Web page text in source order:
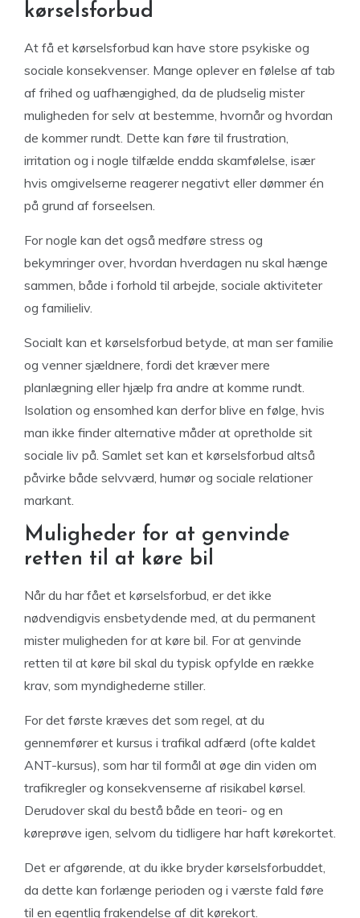
kørselsforbud
At få et kørselsforbud kan have store psykiske og
sociale konsekvenser. Mange oplever en følelse af tab
af frihed og uafhængighed, da de pludselig mister
muligheden for selv at bestemme, hvornår og hvordan
de kommer rundt. Dette kan føre til frustration,
irritation og i nogle tilfælde endda skamfølelse, især
hvis omgivelserne reagerer negativt eller dømmer én
på grund af forseelsen.
For nogle kan det også medføre stress og
bekymringer over, hvordan hverdagen nu skal hænge
sammen, både i forhold til arbejde, sociale aktiviteter
og familieliv.
Socialt kan et kørselsforbud betyde, at man ser familie
og venner sjældnere, fordi det kræver mere
planlægning eller hjælp fra andre at komme rundt.
Isolation og ensomhed kan derfor blive en følge, hvis
man ikke finder alternative måder at opretholde sit
sociale liv på. Samlet set kan et kørselsforbud altså
påvirke både selvværd, humør og sociale relationer
markant.
Muligheder for at genvinde
retten til at køre bil
Når du har fået et kørselsforbud, er det ikke
nødvendigvis ensbetydende med, at du permanent
mister muligheden for at køre bil. For at genvinde
retten til at køre bil skal du typisk opfylde en række
krav, som myndighederne stiller.
For det første kræves det som regel, at du
gennemfører et kursus i trafikal adfærd (ofte kaldet
ANT-kursus), som har til formål at øge din viden om
trafikregler og konsekvenserne af risikabel kørsel.
Derudover skal du bestå både en teori- og en
køreprøve igen, selvom du tidligere har haft kørekortet.
Det er afgørende, at du ikke bryder kørselsforbuddet,
da dette kan forlænge perioden og i værste fald føre
til en egentlig frakendelse af dit kørekort.